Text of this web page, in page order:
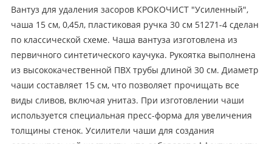
Вантуз для удаления засоров КРОКОЧИСТ "Усиленный",
чаша 15 см, 0,45л, пластиковая ручка 30 см 51271-4 сделан
по классической схеме. Чаша вантуза изготовлена из
первичного синтетического каучука. Рукоятка выполнена
из высококачественной ПВХ трубы длиной 30 см. Диаметр
чаши составляет 15 см, что позволяет прочищать все
виды сливов, включая унитаз. При изготовлении чаши
используется специальная пресс-форма для увеличения
толщины стенок. Усилители чаши для создания